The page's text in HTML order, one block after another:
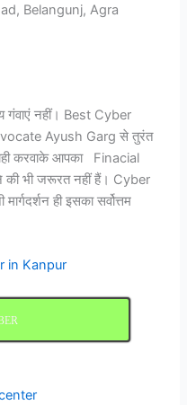
Belangunj, Agra
गंवाएं नहीं। Best Cyber
Ayush Garg से तुरंत
करवाके आपका Finacial
भी जरूरत नहीं हैं। Cyber
ही इसका सर्वोत्तम
in Kanpur